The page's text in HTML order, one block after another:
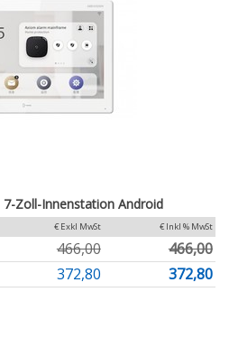
7-Zoll-Innenstation Android
€ Exkl MwSt € Inkl % MwSt
466,00 466,00
372,80 372,80